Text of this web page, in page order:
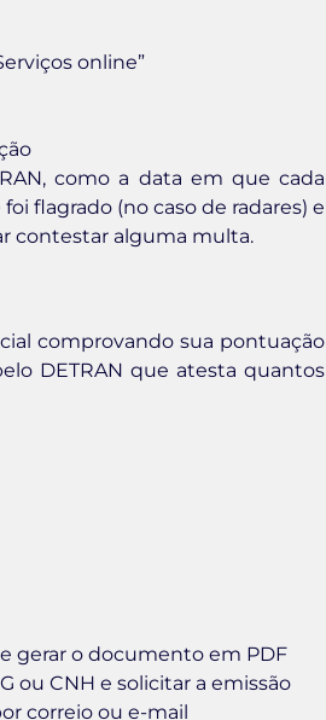
online”
como a data em que cada
flagrado (no caso de radares) e
contestar alguma multa.
comprovando sua pontuação
DETRAN que atesta quantos
gerar o documento em PDF
ou CNH e solicitar a emissão
correio ou e-mail